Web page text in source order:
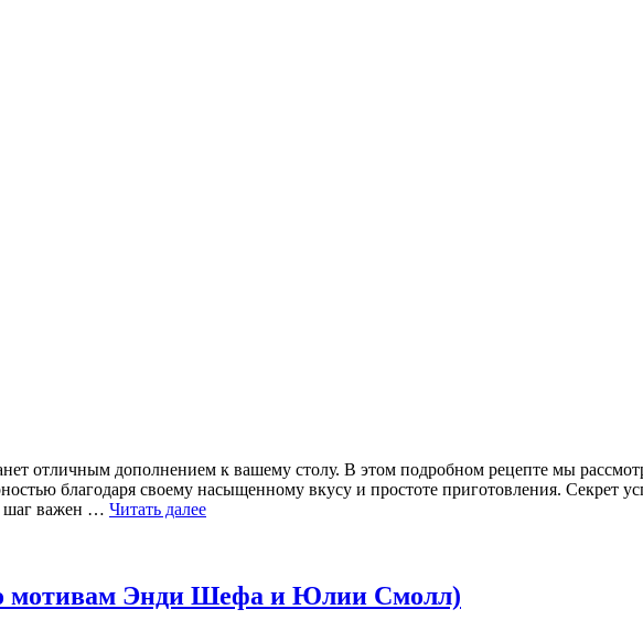
отличным дополнением к вашему столу. В этом подробном рецепте мы
благодаря своему насыщенному вкусу и простоте приготовления. Секрет
шаг важен … Читать далее
мотивам Энди Шефа и Юлии Смолл)